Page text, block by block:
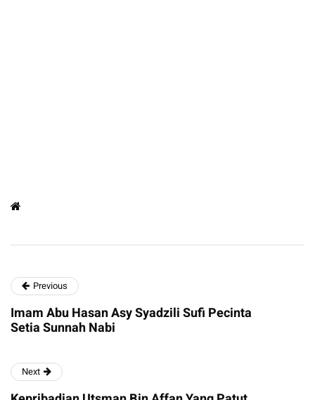
Previous
Imam Abu Hasan Asy Syadzili Sufi Pecinta
Setia Sunnah Nabi
Next